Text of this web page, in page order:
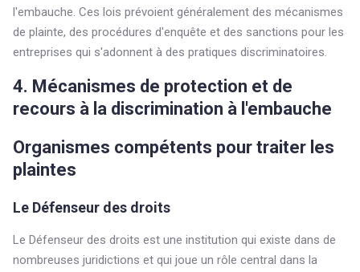
l'embauche. Ces lois prévoient généralement des mécanismes
de plainte, des procédures d'enquête et des sanctions pour les
entreprises qui s'adonnent à des pratiques discriminatoires.
4. Mécanismes de protection et de
recours à la discrimination à l'embauche
Organismes compétents pour traiter les
plaintes
Le Défenseur des droits
Le Défenseur des droits est une institution qui existe dans de
nombreuses juridictions et qui joue un rôle central dans la